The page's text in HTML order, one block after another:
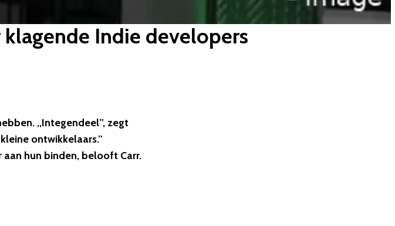
Indie developers
,,Integendeel”, zegt
ontwikkelaars.”
hun binden, belooft Carr.